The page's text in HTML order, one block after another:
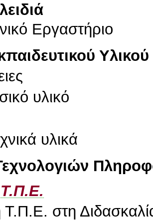
Εργαστήριο
Υλικού
υλικό
υλικά
Τ.Π.Ε.
στη